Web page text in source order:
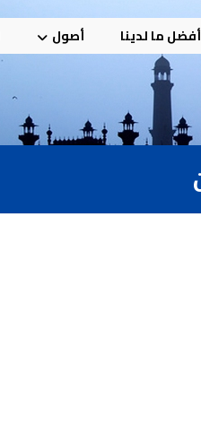
أفضل ما لدينا أصول